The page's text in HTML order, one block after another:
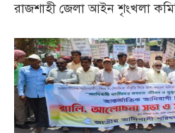
রাজশাহী জেলা আইন শৃংখলা